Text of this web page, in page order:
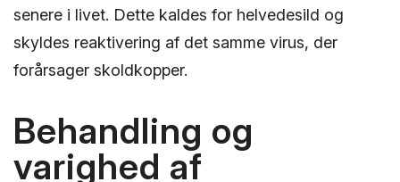
senere i livet. Dette kaldes for helvedesild og
skyldes reaktivering af det samme virus, der
forårsager skoldkopper.
Behandling og
varighed af